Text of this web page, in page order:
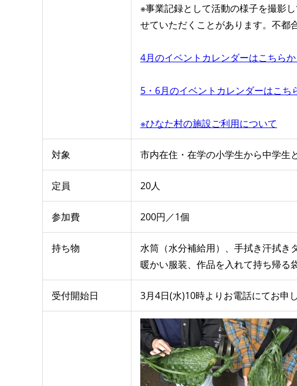
※事業記録として活動の様子を撮影
せていただくことがあります。不都
4月のイベントカレンダーはこちらか
5・6月のイベントカレンダーはこち
※ひなた村の施設ご利用について
対象 市内在住・在学の小学生から中学生
定員 20人
参加費 200円／1個
持ち物
水筒（水分補給用）、手拭き汗拭き
暖かい服装、作品を入れて持ち帰る
受付開始日 3月4日(水)10時よりお電話にてお申